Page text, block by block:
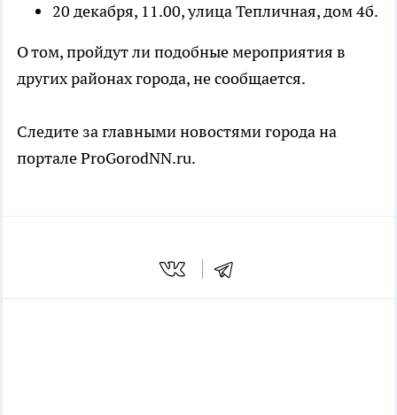
20 декабря, 11.00, улица Тепличная, дом 4б.
О том, пройдут ли подобные мероприятия в
других районах города, не сообщается.
Следите за главными новостями города на
портале ProGorodNN.ru.